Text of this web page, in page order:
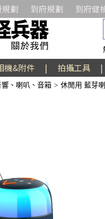
劃 到府規劃 到府健
機&附件 | 拍攝工具 |
響、喇叭、音箱 > 休閒用 藍芽